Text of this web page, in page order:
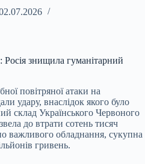
знищила гуманітарний
повітряної атаки на
удару, внаслідок якого було
склад Українського Червоного
до втрати сотень тисяч
важливого обладнання, сукупна
гривень.